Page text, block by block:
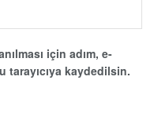
için adım, e-
tarayıcıya kaydedilsin.